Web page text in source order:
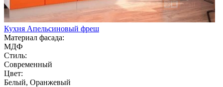
Кухня Апельсиновый фреш
Материал фасада:
МДФ
Стиль:
Современный
Цвет:
Белый, Оранжевый